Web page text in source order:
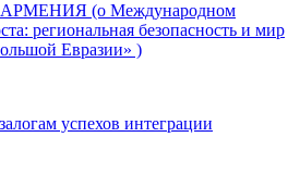
(о Международном
региональная безопасность и мир
Евразии» )
успехов интеграции